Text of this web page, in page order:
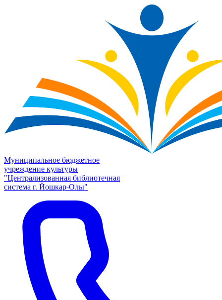
Муниципальное бюджетное
учреждение культуры
"Централизованная библиотечная
система г. Йошкар-Олы"